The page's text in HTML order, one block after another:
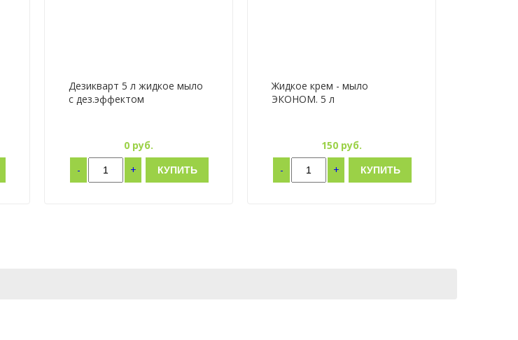
Дезикварт 5 л жидкое мыло
с дез.эффектом
0 руб.
-
+ КУПИТЬ
Жидкое крем - мыло
ЭКОНОМ. 5 л
150 руб.
-
+ КУПИТЬ